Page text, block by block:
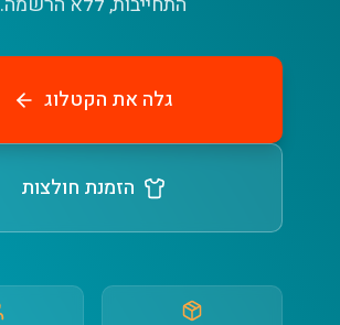
גלה את הקטלוג
הזמנת חולצות